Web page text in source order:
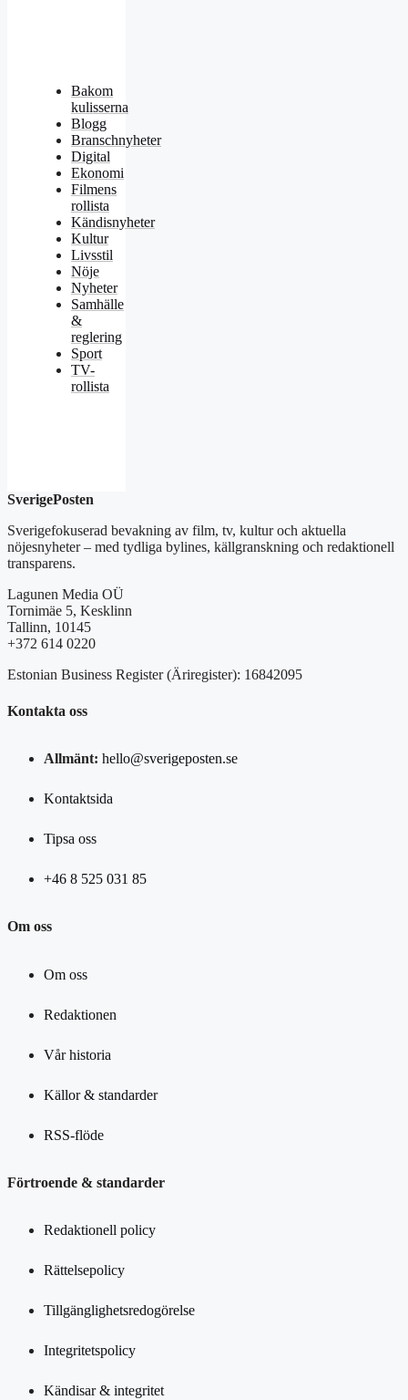
Bakom
kulisserna
Blogg
Branschnyheter
Digital
Ekonomi
Filmens
rollista
Kändisnyheter
Kultur
Livsstil
Nöje
Nyheter
Samhälle
&
reglering
Sport
TV-
rollista
SverigePosten
Sverigefokuserad bevakning av film, tv, kultur och aktuella
nöjesnyheter – med tydliga bylines, källgranskning och redaktionell
transparens.
Lagunen Media OÜ
Tornimäe 5, Kesklinn
Tallinn, 10145
+372 614 0220
Estonian Business Register (Äriregister): 16842095
Kontakta oss
Allmänt: hello@sverigeposten.se
Kontaktsida
Tipsa oss
+46 8 525 031 85
Om oss
Om oss
Redaktionen
Vår historia
Källor & standarder
RSS-flöde
Förtroende & standarder
Redaktionell policy
Rättelsepolicy
Tillgänglighetsredogörelse
Integritetspolicy
Kändisar & integritet